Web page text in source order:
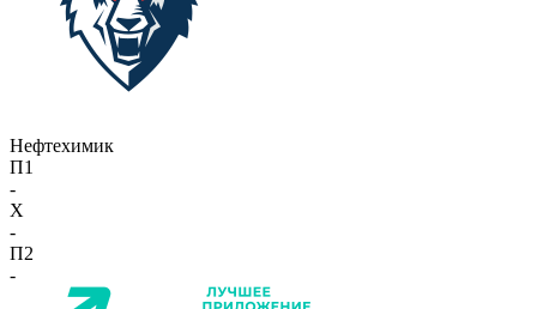
Нефтехимик
П1
-
X
-
П2
-